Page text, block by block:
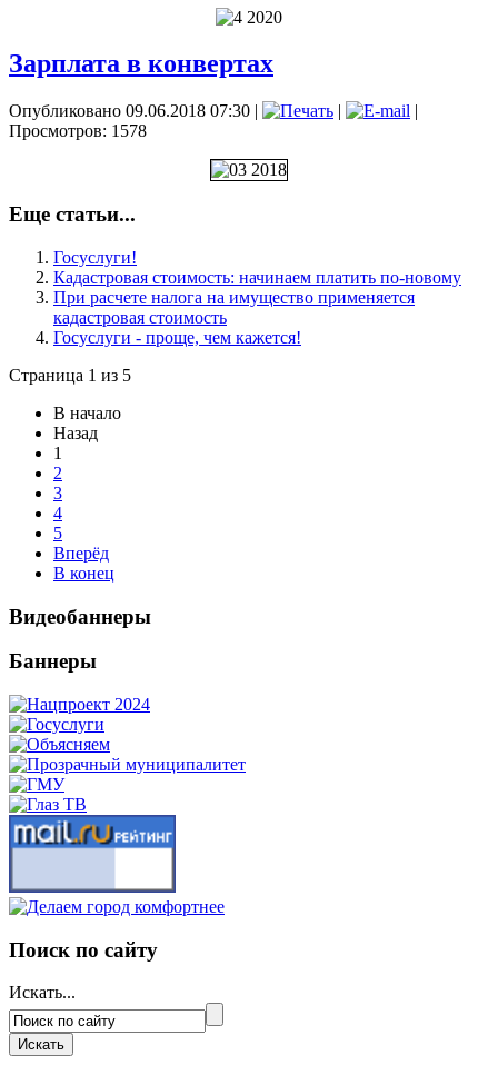
Зарплата в конвертах
Опубликовано 09.06.2018 07:30 | |
|
Просмотров: 1578
Еще статьи...
Госуслуги!
Кадастровая стоимость: начинаем платить по-новому
При расчете налога на имущество применяется
кадастровая стоимость
Госуслуги - проще, чем кажется!
Страница 1 из 5
В начало
Назад
1
2
3
4
5
Вперёд
В конец
Видеобаннеры
Баннеры
Поиск по сайту
Искать...